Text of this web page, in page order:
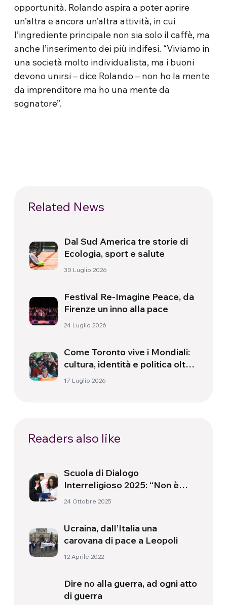
opportunità. Rolando aspira a poter aprire
un’altra e ancora un’altra attività, in cui
l’ingrediente principale non sia solo il caffè, ma
anche l’inserimento dei più indifesi. “Viviamo in
una società molto individualista, ma i buoni
devono unirsi – dice Rolando – non ho la mente
da imprenditore ma ho una mente da
sognatore”.
Related News
Dal Sud America tre storie di
Ecologia, sport e salute
30 Luglio 2026
Festival Re-Imagine Peace, da
Firenze un inno alla pace
24 Luglio 2026
Come Toronto vive i Mondiali:
cultura, identità e politica oltre
il campo
17 Luglio 2026
Readers also like
Scuola di Dialogo
Interreligioso 2025: “Non è
solo teoria, ma un cammino di
24 Ottobre 2025
Ucraina, dall’Italia una
carovana di pace a Leopoli
12 Aprile 2022
Dire no alla guerra, ad ogni atto
di guerra